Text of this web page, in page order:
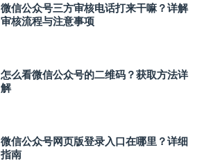
微信公众号三方审核电话打来干嘛？详解
审核流程与注意事项
怎么看微信公众号的二维码？获取方法详
解
微信公众号网页版登录入口在哪里？详细
指南